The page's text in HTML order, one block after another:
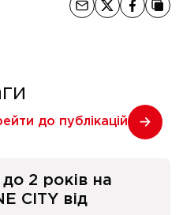
до публікацій
2 років на
CITY від